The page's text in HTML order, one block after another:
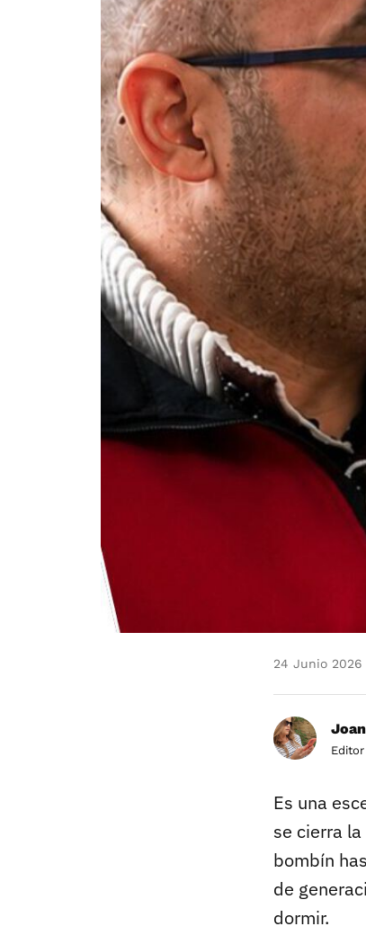
24 Junio 2026
Editor
Es una
se cierra
bombín
de
dormir.